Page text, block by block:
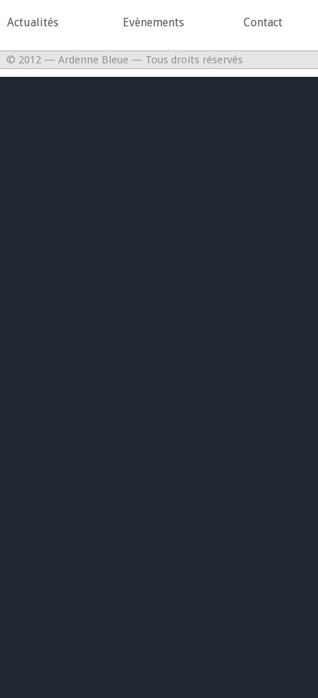
Actualités Evènements Contact
© 2012 — Ardenne Bleue — Tous droits réservés